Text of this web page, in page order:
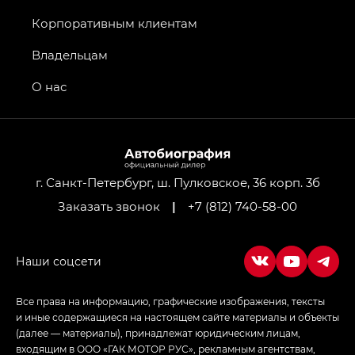
GT, Джи Эль — GL
GS4 — Джи Эс 4 (GS4) в комплектациях Джи Би
привод — GB AWD, Джи Эль Полный привод —
Джи Ти — GT, Джи Икс — GX,
Джи Икс ПРЕМИУМ — GX PREMIUM, ЛАУНЖ —
LOUNGE
Empow — Эмпау (Empow) в комплектации
г. Санкт-Петербург, ш. Пулковское, 36 корп. 3б
Заказать звонок
| +7 (812) 740-58-00
Корпоративным клиентам
Владельцам
О нас
Все права на информацию, графические изображения, тексты
и иные содержащиеся на настоящем сайте материалы и объекты
(далее — материалы), принадлежат юридическим лицам,
входящим в ООО «ГАК МОТОР РУС», рекламным агентствам,